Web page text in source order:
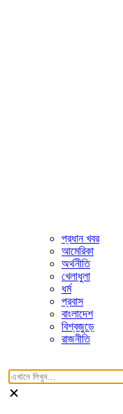
প্রধান খবর
আমেরিকা
অর্থনীতি
খেলাধুলা
ধর্ম
প্রবাস
বাংলাদেশ
বিশ্বজুড়ে
রাজনীতি